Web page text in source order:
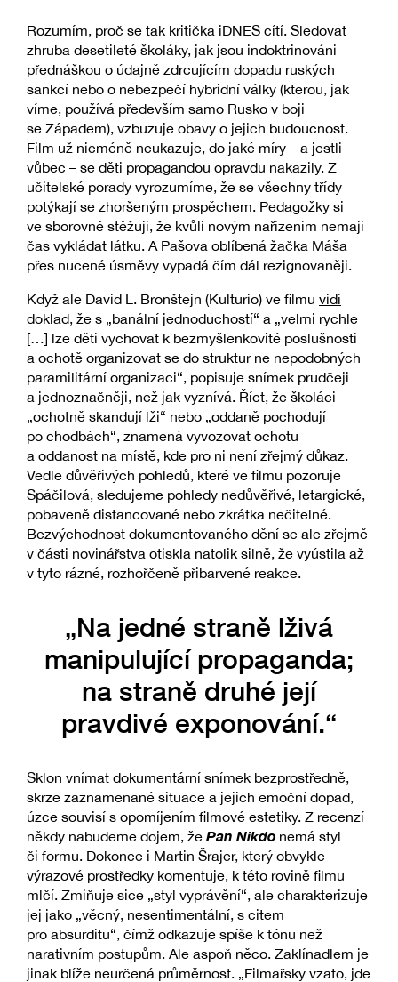
Rozumím, proč se tak kritička iDNES cítí. Sledovat
zhruba desetileté školáky, jak jsou indoktrinováni
přednáškou o údajně zdrcujícím dopadu ruských
sankcí nebo o nebezpečí hybridní války (kterou, jak
víme, používá především samo Rusko v boji
se Západem), vzbuzuje obavy o jejich budoucnost.
Film už nicméně neukazuje, do jaké míry – a jestli
vůbec – se děti propagandou opravdu nakazily. Z
učitelské porady vyrozumíme, že se všechny třídy
potýkají se zhoršeným prospěchem. Pedagožky si
ve sborovně stěžují, že kvůli novým nařízením nemají
čas vykládat látku. A Pašova oblíbená žačka Máša
přes nucené úsměvy vypadá čím dál rezignovaněji.
Když ale David L. Bronštejn (Kulturio) ve filmu vidí
doklad, že s „banální jednoduchostí“ a „velmi rychle
[…] lze děti vychovat k bezmyšlenkovité poslušnosti
a ochotě organizovat se do struktur ne nepodobných
paramilitární organizaci“, popisuje snímek prudčeji
a jednoznačněji, než jak vyznívá. Říct, že školáci
„ochotně skandují lži“ nebo „oddaně pochodují
po chodbách“, znamená vyvozovat ochotu
a oddanost na místě, kde pro ni není zřejmý důkaz.
Vedle důvěřivých pohledů, které ve filmu pozoruje
Spáčilová, sledujeme pohledy nedůvěřivé, letargické,
pobaveně distancované nebo zkrátka nečitelné.
Bezvýchodnost dokumentovaného dění se ale zřejmě
v části novinářstva otiskla natolik silně, že vyústila až
v tyto rázné, rozhořčeně přibarvené reakce.
„Na jedné straně lživá
manipulující propaganda;
na straně druhé její
pravdivé exponování.“
Sklon vnímat dokumentární snímek bezprostředně,
skrze zaznamenané situace a jejich emoční dopad,
úzce souvisí s opomíjením filmové estetiky. Z recenzí
někdy nabudeme dojem, že Pan Nikdo nemá styl
či formu. Dokonce i Martin Šrajer, který obvykle
výrazové prostředky komentuje, k této rovině filmu
mlčí. Zmiňuje sice „styl vyprávění“, ale charakterizuje
jej jako „věcný, nesentimentální, s citem
pro absurditu“, čímž odkazuje spíše k tónu než
narativním postupům. Ale aspoň něco. Zaklínadlem je
jinak blíže neurčená průměrnost. „Filmařsky vzato, jde